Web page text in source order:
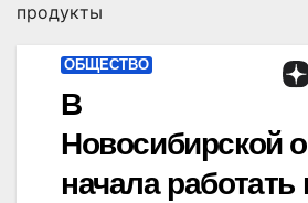
продукты
ОБЩЕСТВО
В
Новосибирской
начала работать